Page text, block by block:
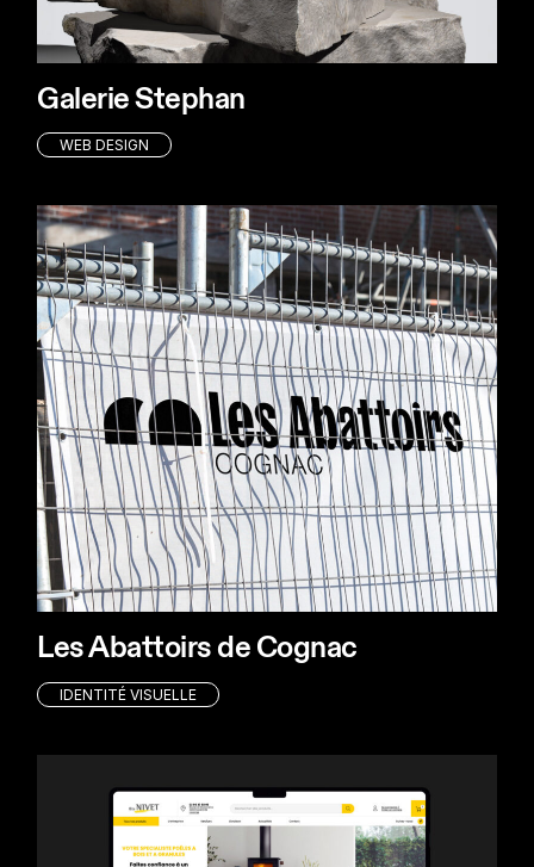
Galerie Stephan
WEB DESIGN
Les Abattoirs de Cognac
IDENTITÉ VISUELLE